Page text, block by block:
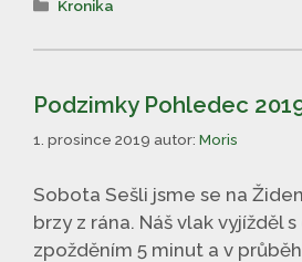
Kronika
Podzimky Pohledec
1. prosince 2019 autor: Moris
Sobota Sešli jsme se na
brzy z rána. Náš vlak vyjížděl
zpožděním 5 minut a v